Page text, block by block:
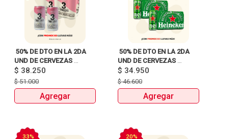
50% DE DTO EN LA 2DA
UND DE CERVEZAS
SIXPACKS Y UNIDAD
HEINEKEN, SOL, 3
CORDILLERAS, ANDINA,
MILLER Y MITICA
$ 38.250
$51.000
Agregar
50% DE DTO EN LA 2DA
UND DE CERVEZAS
SIXPACKS Y UNIDAD
HEINEKEN, SOL, 3
CORDILLERAS, ANDINA,
MILLER Y MITICA
$ 34.950
$46.600
Agregar
33%
20%